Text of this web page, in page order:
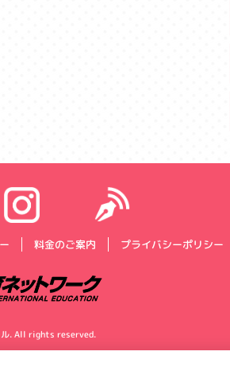
料金のご案内 プライバシーポリシー
ル. All rights reserved.